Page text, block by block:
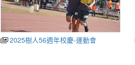
2025樹人56週年校慶-運動會